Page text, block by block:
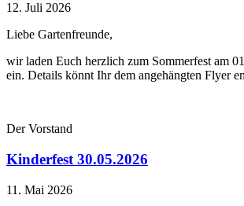
12. Juli 2026
Liebe Gartenfreunde,
wir laden Euch herzlich zum Sommerfest am
ein. Details könnt Ihr dem angehängten Flyer
Der Vorstand
Kinderfest 30.05.2026
11. Mai 2026